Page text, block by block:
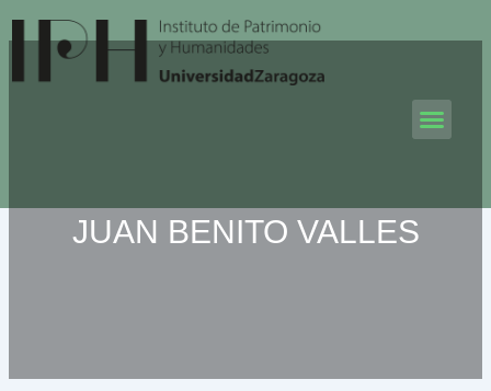
al
contenido
JUAN BENITO VALLES